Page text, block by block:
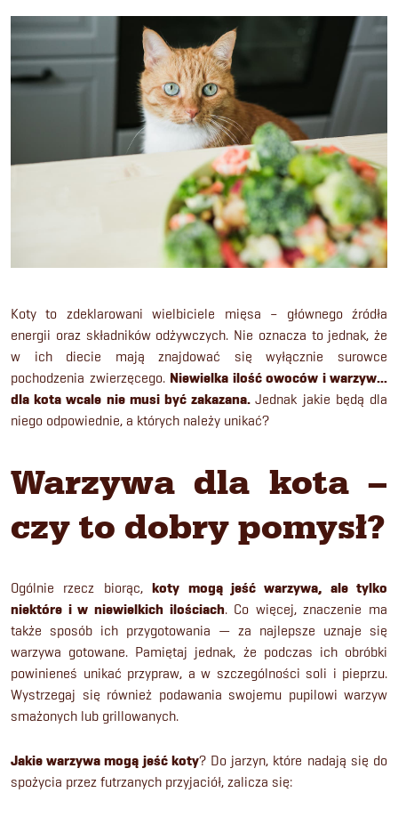
Koty to zdeklarowani wielbiciele mięsa – głównego źródła
energii oraz składników odżywczych. Nie oznacza to jednak, że
w ich diecie mają znajdować się wyłącznie surowce
pochodzenia zwierzęcego. Niewielka ilość owoców i warzyw…
dla kota wcale nie musi być zakazana. Jednak jakie będą dla
niego odpowiednie, a których należy unikać?
Warzywa dla kota –
czy to dobry pomysł?
Ogólnie rzecz biorąc, koty mogą jeść warzywa, ale tylko
niektóre i w niewielkich ilościach. Co więcej, znaczenie ma
także sposób ich przygotowania — za najlepsze uznaje się
warzywa gotowane. Pamiętaj jednak, że podczas ich obróbki
powinieneś unikać przypraw, a w szczególności soli i pieprzu.
Wystrzegaj się również podawania swojemu pupilowi warzyw
smażonych lub grillowanych.
Jakie warzywa mogą jeść koty? Do jarzyn, które nadają się do
spożycia przez futrzanych przyjaciół, zalicza się: